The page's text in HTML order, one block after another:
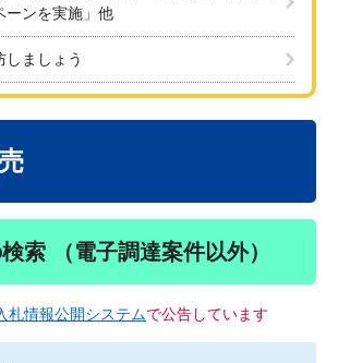
ーンを実施」他
しましょう
索 （電子調達案件以外）
札情報公開システムで公告しています